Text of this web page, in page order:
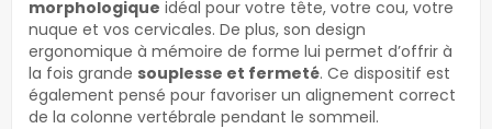
morphologique idéal pour votre tête, votre cou, votre
nuque et vos cervicales. De plus, son design
ergonomique à mémoire de forme lui permet d’offrir à
la fois grande souplesse et fermeté. Ce dispositif est
également pensé pour favoriser un alignement correct
de la colonne vertébrale pendant le sommeil.